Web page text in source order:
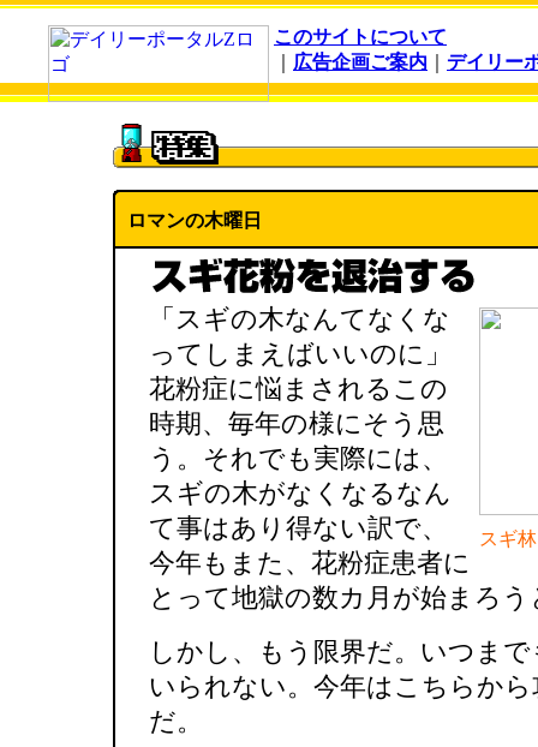
このサイトについて
広告企画ご案内 デイリー
ロマンの木曜日
スギ林
「スギの木なんてなくな
ってしまえばいいのに」
花粉症に悩まされるこの
時期、毎年の様にそう思
う。それでも実際には、
スギの木がなくなるなん
て事はあり得ない訳で、
今年もまた、花粉症患者に
とって地獄の数カ月が始まろ
しかし、もう限界だ。いつま
いられない。今年はこちらか
だ。